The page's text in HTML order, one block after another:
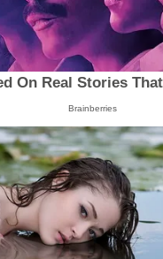
On Real Stories
Brainberries